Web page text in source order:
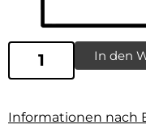
In den
Informationen nach